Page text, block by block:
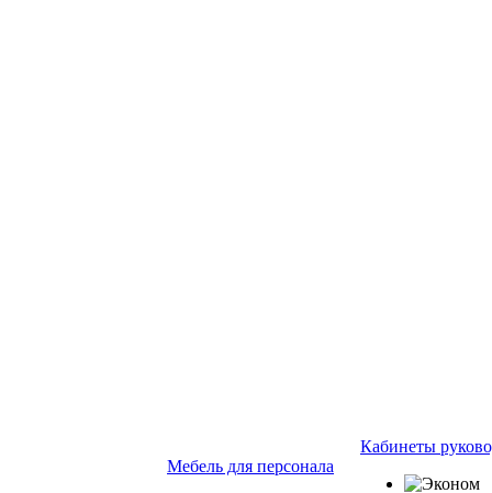
Мебель для персонала
Кабинеты